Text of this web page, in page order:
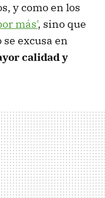
y como en los
más', sino que
excusa en
calidad y